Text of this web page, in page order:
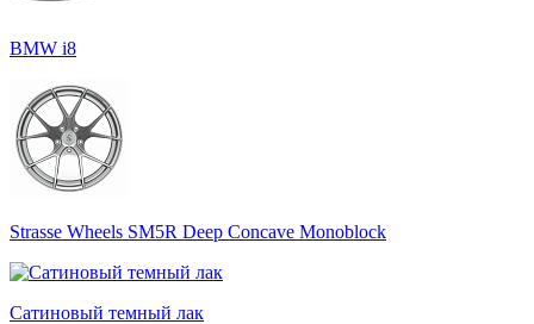
BMW i8
Strasse Wheels SM5R Deep Concave Monoblock
Сатиновый темный лак